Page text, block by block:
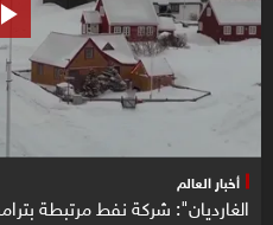
أخبار العالم
الغارديان": شركة نفط مرتبطة